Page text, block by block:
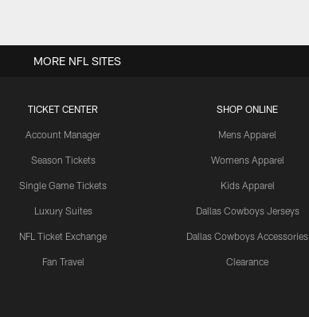
TICKET CENTER
Account Manager
Season Tickets
Single Game Tickets
Luxury Suites
NFL Ticket Exchange
Fan Travel
SHOP ONLINE
Mens Apparel
Womens Apparel
Kids Apparel
Dallas Cowboys Jerseys
Dallas Cowboys Accessories
Clearance
MORE NFL SITES